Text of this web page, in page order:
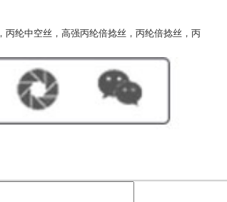
，丙纶中空丝 ，高强丙纶倍捻丝 ，丙纶倍捻丝 ，丙